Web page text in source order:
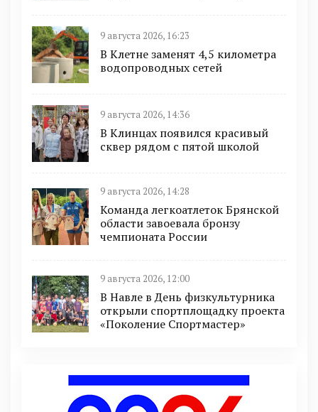
9 августа 2026, 16:23
В Клетне заменят 4,5 километра
водопроводных сетей
9 августа 2026, 14:36
В Клинцах появился красивый
сквер рядом с пятой школой
9 августа 2026, 14:28
Команда легкоатлеток Брянской
области завоевала бронзу
чемпионата России
9 августа 2026, 12:00
В Навле в День физкультурника
открыли спортплощадку проекта
«Поколение Спортмастер»